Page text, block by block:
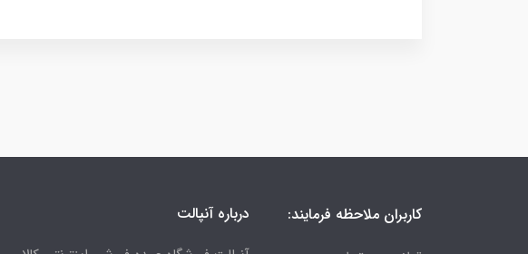
کاربران ملاحظه فرمایند: درباره آنپالت